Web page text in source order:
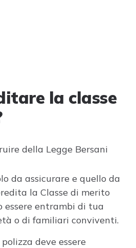
la classe
della Legge Bersani
da assicurare e quello da
la Classe di merito
essere entrambi di tua
o di familiari conviventi.
deve essere